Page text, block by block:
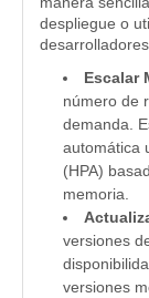
despliegue o
Escalar
número de
demanda.
automática
(HPA)
memoria.
versiones
versiones